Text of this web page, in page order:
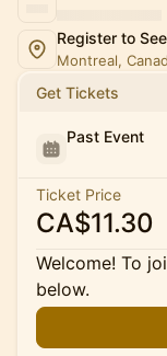
Register to
Montreal,
Get Tickets
Past Event
Ticket Price
CA$11.30
Welcome! To
below.